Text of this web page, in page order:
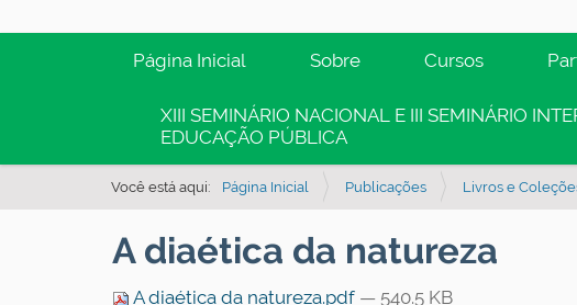
g
Página Inicial Sobre Cursos
XIII SEMINÁRIO NACIONAL E III SEMINÁRIO
EDUCAÇÃO PÚBLICA
Você está aqui: Página Inicial Publicações Livros e
A diaética da natureza
A diaética da natureza.pdf — 540.5 KB